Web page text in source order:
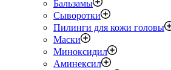
Бальзамы
Сыворотки
Пилинги для кожи головы
Маски
Миноксидил
Аминексил